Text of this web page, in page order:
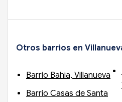
Otros barrios en
Barrio Bahia, Villanueva
Barrio Casas de Santa